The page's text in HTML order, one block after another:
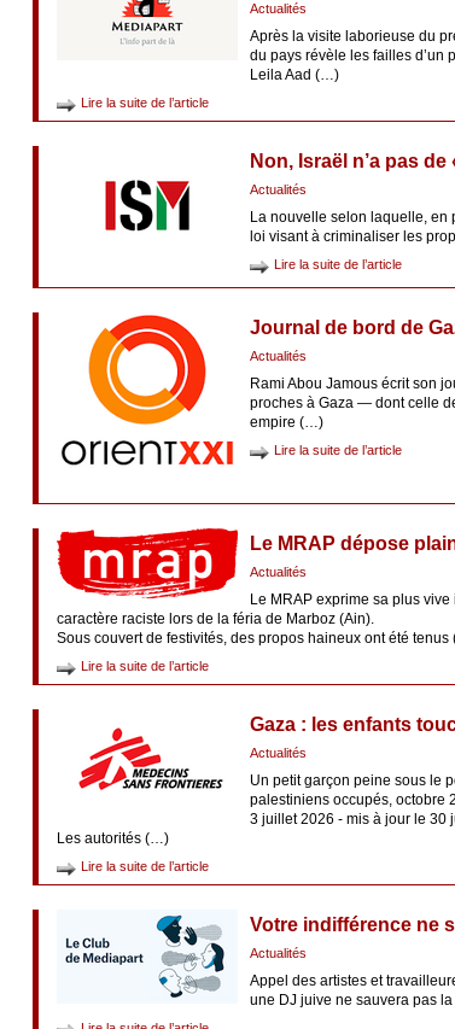
Actualités
Après la visite laborieuse du
du pays révèle les failles d’un
Leila Aad (…)
Lire la suite de l’article
Non, Israël n’a pas
Actualités
La nouvelle selon laquelle, en
loi visant à criminaliser les
Lire la suite de l’article
Journal de bord de
Actualités
Rami Abou Jamous écrit son
proches à Gaza — dont celle
empire (…)
Lire la suite de l’article
Le MRAP dépose
Actualités
Le MRAP exprime sa plus
caractère raciste lors de la féria de Marboz (Ain).
Sous couvert de festivités, des propos haineux ont été
Lire la suite de l’article
Gaza : les enfants
Actualités
Un petit garçon peine sous le
palestiniens occupés, octobre
3 juillet 2026 - mis à jour le 30
Les autorités (…)
Lire la suite de l’article
Votre indifférence ne
Actualités
Appel des artistes et
une DJ juive ne sauvera pas